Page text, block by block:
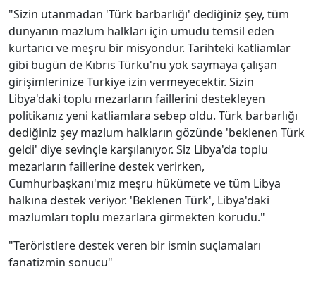
"Sizin utanmadan 'Türk barbarlığı' dediğiniz şey, tüm
dünyanın mazlum halkları için umudu temsil eden
kurtarıcı ve meşru bir misyondur. Tarihteki katliamlar
gibi bugün de Kıbrıs Türkü'nü yok saymaya çalışan
girişimlerinize Türkiye izin vermeyecektir. Sizin
Libya'daki toplu mezarların faillerini destekleyen
politikanız yeni katliamlara sebep oldu. Türk barbarlığı
dediğiniz şey mazlum halkların gözünde 'beklenen Türk
geldi' diye sevinçle karşılanıyor. Siz Libya'da toplu
mezarların faillerine destek verirken,
Cumhurbaşkanı'mız meşru hükümete ve tüm Libya
halkına destek veriyor. 'Beklenen Türk', Libya'daki
mazlumları toplu mezarlara girmekten korudu."
"Teröristlere destek veren bir ismin suçlamaları
fanatizmin sonucu"